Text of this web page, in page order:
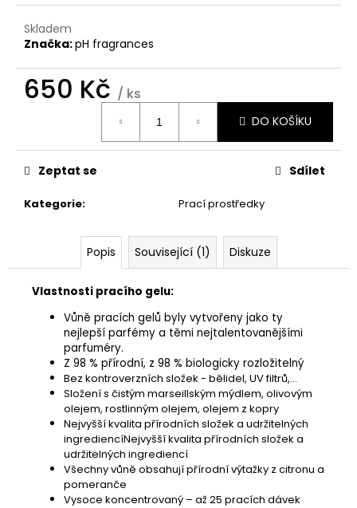
Skladem
Značka:pH fragrances
650 Kč / ks
DO KOŠÍKU
Kategorie: Prací prostředky
Zeptat se Sdílet
Popis Související (1) Diskuze
Vlastnosti pracího gelu:
Vůně pracích gelů byly vytvořeny jako ty
nejlepší parfémy a těmi nejtalentovanějšími
parfuméry.
Z 98 % přírodní, z 98 % biologicky rozložitelný
Bez kontroverzních složek - bělidel, UV filtrů,...
Složení s čistým marseillským mýdlem, olivovým
olejem, rostlinným olejem, olejem z kopry
Nejvyšší kvalita přírodních složek a udržitelných
ingrediencíNejvyšší kvalita přírodních složek a
udržitelných ingrediencí
Všechny vůně obsahují přírodní výtažky z citronu a
pomeranče
Vysoce koncentrovaný – až 25 pracích dávek
THE
LAUNDRESS
DETERGENT
CLASSIC